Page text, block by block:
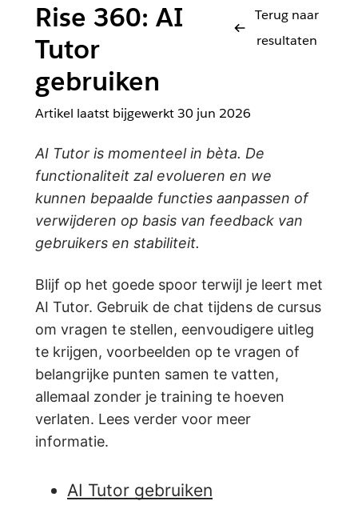
Rise 360: AI
Tutor
gebruiken
Terug naar
resultaten
Artikel laatst bijgewerkt30 jun 2026
AI Tutor is momenteel in bèta. De
functionaliteit zal evolueren en we
kunnen bepaalde functies aanpassen of
verwijderen op basis van feedback van
gebruikers en stabiliteit.
Blijf op het goede spoor terwijl je leert met
AI Tutor. Gebruik de chat tijdens de cursus
om vragen te stellen, eenvoudigere uitleg
te krijgen, voorbeelden op te vragen of
belangrijke punten samen te vatten,
allemaal zonder je training te hoeven
verlaten. Lees verder voor meer
informatie.
AI Tutor gebruiken